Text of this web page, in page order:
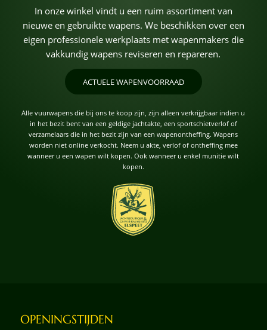
In onze winkel vindt u een ruim assortiment van
nieuwe en gebruikte wapens. We beschikken over een
eigen professionele werkplaats met wapenmakers die
vakkundig wapens reviseren en repareren.
ACTUELE WAPENVOORRAAD
Alle vuurwapens die bij ons te koop zijn, zijn alleen verkrijgbaar indien u
in het bezit bent van een geldige jachtakte, een sportschietverlof of
verzamelaars die in het bezit zijn van een wapenontheffing. Wapens
worden niet online verkocht. Neem u akte, verlof of ontheffing mee
wanneer u een wapen wilt kopen. Ook wanneer u enkel munitie wilt
kopen.
OPENINGSTIJDEN